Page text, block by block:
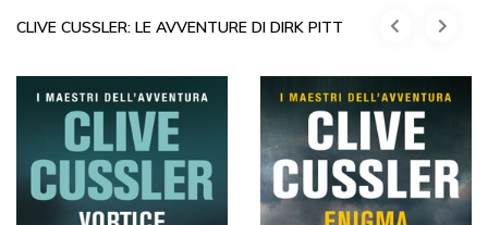
CLIVE CUSSLER: LE AVVENTURE DI DIRK PITT